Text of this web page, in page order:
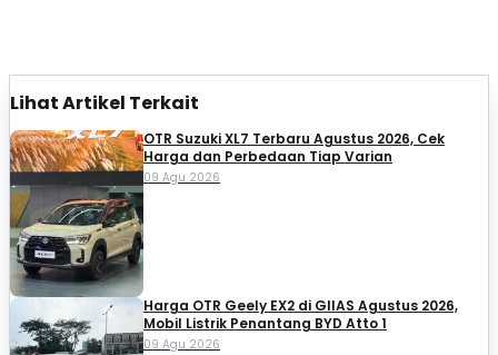
Lihat Artikel Terkait
OTR Suzuki XL7 Terbaru Agustus 2026, Cek
Harga dan Perbedaan Tiap Varian
09 Agu 2026
Harga OTR Geely EX2 di GIIAS Agustus 2026,
Mobil Listrik Penantang BYD Atto 1
09 Agu 2026